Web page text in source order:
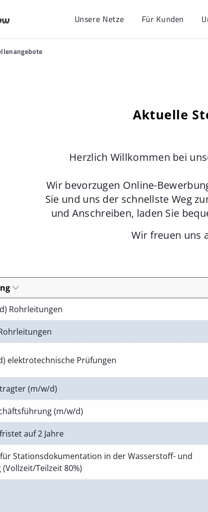
Unsere Netze Für Kunden
Aktuelle
Herzlich Willkommen bei
Wir bevorzugen Online-
Sie und uns der schnellste Weg
und Anschreiben, laden Sie
Wir freuen uns
Rohrleitungen
elektrotechnische Prüfungen
(m/w/d)
(m/w/d)
auf 2 Jahre
Stationsdokumentation in der Wasserstoff- und
Teilzeit 80%)